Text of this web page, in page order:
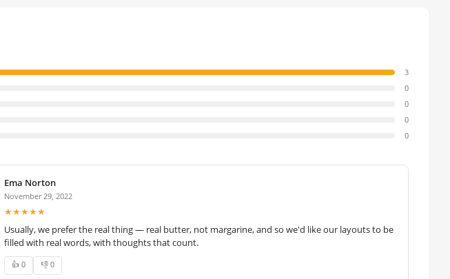
3
0
0
0
0
Ema Norton
November 29, 2022
★★★★★
Usually, we prefer the real thing — real butter, not margarine, and so we'd like our layouts to be
filled with real words, with thoughts that count.
👍 0 👎 0